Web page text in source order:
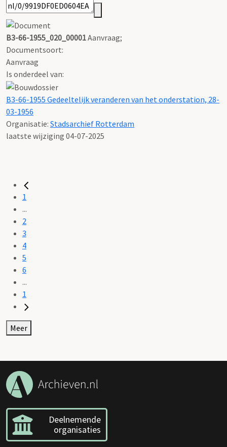
B3-66-1955_020_00001Aanvraag;
Documentsoort:
Aanvraag
Is onderdeel van:
B3-66-1955 Gedeeltelijk veranderen van het onderstation, 28-
03-1956
Organisatie: Stadsarchief Rotterdam
laatste wijziging 04-07-2025
1
...
2
3
4
5
6
...
1
Meer
Deelnemende
organisaties